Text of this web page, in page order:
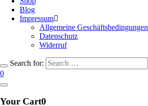
Blog
Impressum
Allgemeine Geschäftsbedingungen
Datenschutz
Widerruf
Search for:
0
Your Cart0